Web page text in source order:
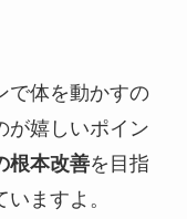
で体を動かすの
が嬉しいポイン
根本改善を目指
ますよ。